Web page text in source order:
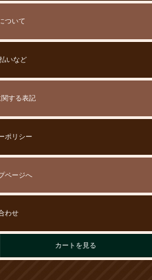
ついて
いなど
する表記
ポリシー
ページへ
わせ
カートを見る